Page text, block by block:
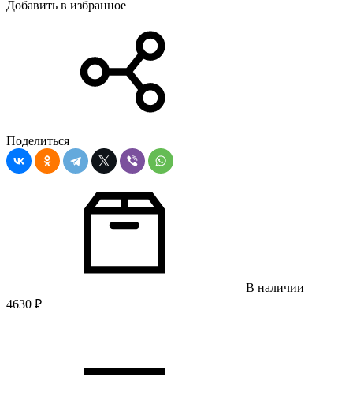
Добавить в избранное
Поделиться
В наличии
4630 ₽